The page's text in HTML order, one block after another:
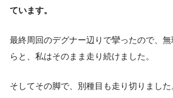
ています。
最終周回のデグナー辺りで攣ったので、
らと、私はそのまま走り続けました。
そしてその脚で、別種目も走り切りました